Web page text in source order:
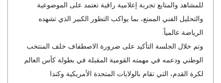
للمشاهد والمتابع تجربة إعلامية راقية تعتمد على الموضوعية
والتحليل الفني الممتع، بما يواكب التطور الكبير الذي تشهده
الرياضة عالمياً.
وتم خلال الجلسة التأكيد على ضرورة الاصطفاف خلف المنتخب
الوطني ودعمه في مهمته القومية المقبلة في بطولة كأس العالم
لكرة القدم، التي تقام بالولايات المتحدة الأمريكية وكندا